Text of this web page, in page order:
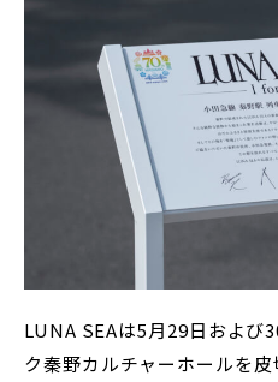
LUNA SEAは5月29日および
ク秦野カルチャーホールを